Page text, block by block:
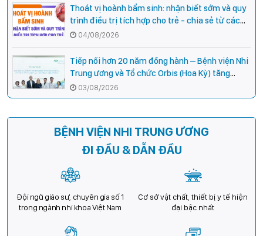
Thoát vị hoành bẩm sinh: nhận biết sớm và quy
trình điều trị tích hợp cho trẻ - chia sẻ từ các
chuyên gia hàng đầu của Bệnh Viện Nhi Trung
ương
04/08/2026
Tiếp nối hơn 20 năm đồng hành – Bệnh viện Nhi
Trung ương và Tổ chức Orbis (Hoa Kỳ) tăng
cường hợp tác, mở rộng cơ hội bảo vệ thị lực
cho trẻ em Việt Nam
03/08/2026
BỆNH VIỆN NHI TRUNG ƯƠNG
ĐI ĐẦU & DẪN ĐẦU
Đội ngũ giáo sư, chuyên gia số 1
trong ngành nhi khoa Việt Nam
Cơ sở vật chất, thiết bị y tế hiện
đại bậc nhất